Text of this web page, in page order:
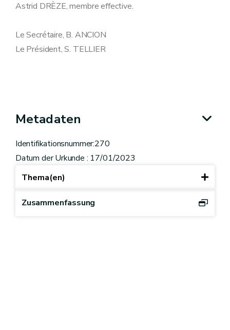
Astrid DRÈZE, membre effective.
Le Secrétaire, B. ANCION
Le Président, S. TELLIER
Metadaten
Identifikationsnummer:270
Datum der Urkunde : 17/01/2023
Thema(en)
Zusammenfassung